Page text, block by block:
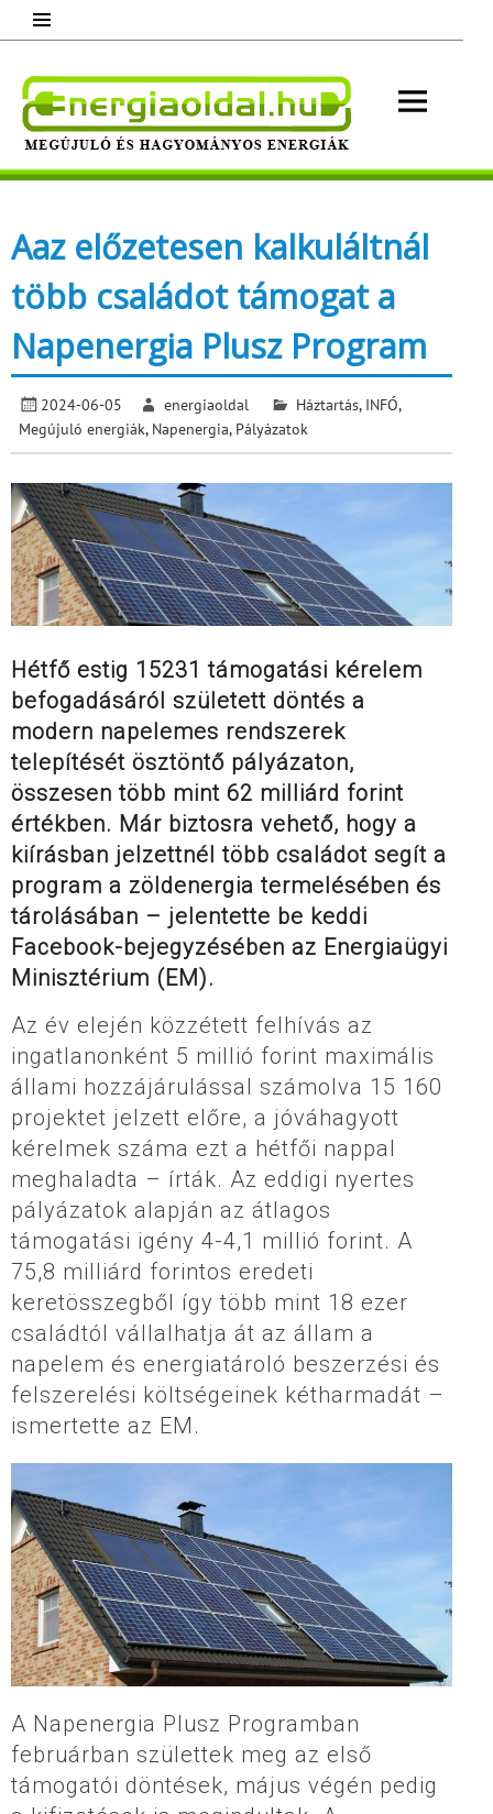
content
Megújuló és hagyományos energiák.
Aaz előzetesen kalkuláltnál
több családot támogat a
Napenergia Plusz Program
2024-06-05 energiaoldal Háztartás, INFÓ,
Megújuló energiák, Napenergia, Pályázatok
Hétfő estig 15231 támogatási kérelem
befogadásáról született döntés a
modern napelemes rendszerek
telepítését ösztöntő pályázaton,
összesen több mint 62 milliárd forint
értékben. Már biztosra vehető, hogy a
kiírásban jelzettnél több családot segít a
program a zöldenergia termelésében és
tárolásában – jelentette be keddi
Facebook-bejegyzésében az Energiaügyi
Minisztérium (EM).
Az év elején közzétett felhívás az
ingatlanonként 5 millió forint maximális
állami hozzájárulással számolva 15 160
projektet jelzett előre, a jóváhagyott
kérelmek száma ezt a hétfői nappal
meghaladta – írták. Az eddigi nyertes
pályázatok alapján az átlagos
támogatási igény 4-4,1 millió forint. A
75,8 milliárd forintos eredeti
keretösszegből így több mint 18 ezer
családtól vállalhatja át az állam a
napelem és energiatároló beszerzési és
felszerelési költségeinek kétharmadát –
ismertette az EM.
A Napenergia Plusz Programban
februárban születtek meg az első
támogatói döntések, május végén pedig